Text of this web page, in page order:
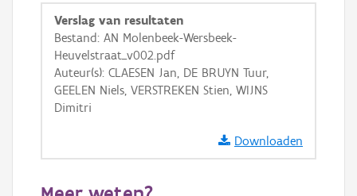
Basis Lagen
OSM-Basiskaart
Ortho
GRB-Basiskaart
Verslag van resultaten
Bestand: AN Molenbeek-Wersbeek-
Heuvelstraat_v002.pdf
Auteur(s): CLAESEN Jan, DE BRUYN Tuur,
GEELEN Niels, VERSTREKEN Stien, WIJNS
Dimitri
Downloaden